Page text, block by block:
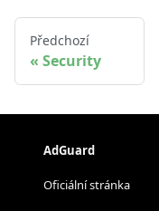
Předchozí
Security
AdGuard
Oficiální stránka